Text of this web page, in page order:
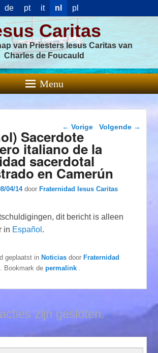
de pt it nl pl
Caritas
van Priesters Iesus Caritas van
Charles de Foucauld
Menu
Berichtnavigatie
← Vorige Volgende →
Sacerdote
italiano de la
sacerdotal
en Camerún
04/14 doorFraternidad Iesus Caritas
dit bericht is alleen
in Español .
geplaatst inNoticias doorFraternidad
. Bookmark depermalink
zijn gesloten.